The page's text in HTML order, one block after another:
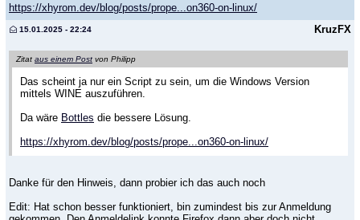
https://xhyrom.dev/blog/posts/prope...on360-on-linux/
KruzFX
15.01.2025 - 22:24
Zitat aus einem Post von Philipp
Das scheint ja nur ein Script zu sein, um die Windows Version
mittels WINE auszuführen.
Da wäre Bottles die bessere Lösung.
https://xhyrom.dev/blog/posts/prope...on360-on-linux/
Danke für den Hinweis, dann probier ich das auch noch
Edit: Hat schon besser funktioniert, bin zumindest bis zur Anmeldung